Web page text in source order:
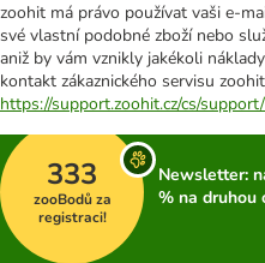
zoohit má právo používat vaši e-
své vlastní podobné zboží nebo
aniž by vám vznikly jakékoli
kontakt zákaznického servisu
https://support.zoohit.cz/cs/
333
zooBodů za
registraci!
Newsletter:
% na druhou